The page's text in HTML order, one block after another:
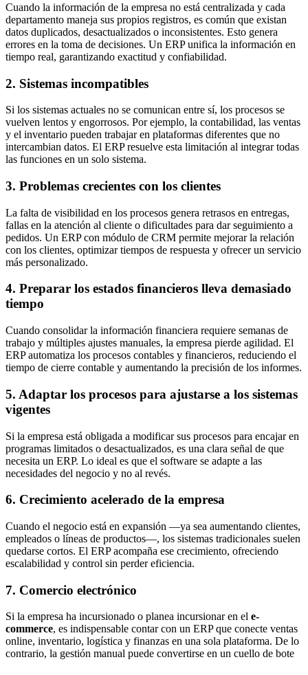
Cuando la información de la empresa no está centralizada y cada
departamento maneja sus propios registros, es común que existan
datos duplicados, desactualizados o inconsistentes. Esto genera
errores en la toma de decisiones. Un ERP unifica la información en
tiempo real, garantizando exactitud y confiabilidad.
2. Sistemas incompatibles
Si los sistemas actuales no se comunican entre sí, los procesos se
vuelven lentos y engorrosos. Por ejemplo, la contabilidad, las ventas
y el inventario pueden trabajar en plataformas diferentes que no
intercambian datos. El ERP resuelve esta limitación al integrar todas
las funciones en un solo sistema.
3. Problemas crecientes con los clientes
La falta de visibilidad en los procesos genera retrasos en entregas,
fallas en la atención al cliente o dificultades para dar seguimiento a
pedidos. Un ERP con módulo de CRM permite mejorar la relación
con los clientes, optimizar tiempos de respuesta y ofrecer un servicio
más personalizado.
4. Preparar los estados financieros lleva demasiado
tiempo
Cuando consolidar la información financiera requiere semanas de
trabajo y múltiples ajustes manuales, la empresa pierde agilidad. El
ERP automatiza los procesos contables y financieros, reduciendo el
tiempo de cierre contable y aumentando la precisión de los informes.
5. Adaptar los procesos para ajustarse a los sistemas
vigentes
Si la empresa está obligada a modificar sus procesos para encajar en
programas limitados o desactualizados, es una clara señal de que
necesita un ERP. Lo ideal es que el software se adapte a las
necesidades del negocio y no al revés.
6. Crecimiento acelerado de la empresa
Cuando el negocio está en expansión —ya sea aumentando clientes,
empleados o líneas de productos—, los sistemas tradicionales suelen
quedarse cortos. El ERP acompaña ese crecimiento, ofreciendo
escalabilidad y control sin perder eficiencia.
7. Comercio electrónico
Si la empresa ha incursionado o planea incursionar en el e-
commerce, es indispensable contar con un ERP que conecte ventas
online, inventario, logística y finanzas en una sola plataforma. De lo
contrario, la gestión manual puede convertirse en un cuello de bote